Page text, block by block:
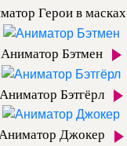
Герои в масках
Аниматор Бэтмен
Аниматор Бэтгёрл
Джокер